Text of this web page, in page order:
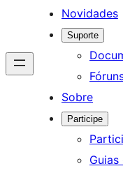
Novidades
Suporte
Sobre
Participe